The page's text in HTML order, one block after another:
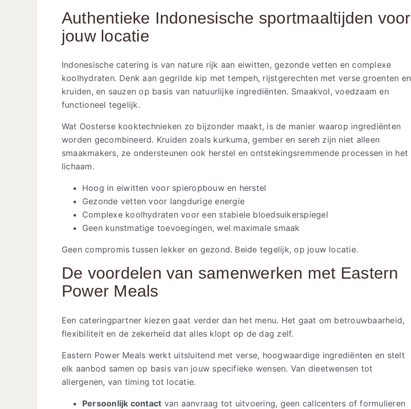
Authentieke Indonesische sportmaaltijden voor
jouw locatie
Indonesische catering is van nature rijk aan eiwitten, gezonde vetten en complexe
koolhydraten. Denk aan gegrilde kip met tempeh, rijstgerechten met verse groenten en
kruiden, en sauzen op basis van natuurlijke ingrediënten. Smaakvol, voedzaam en
functioneel tegelijk.
Wat Oosterse kooktechnieken zo bijzonder maakt, is de manier waarop ingrediënten
worden gecombineerd. Kruiden zoals kurkuma, gember en sereh zijn niet alleen
smaakmakers, ze ondersteunen ook herstel en ontstekingsremmende processen in het
lichaam.
Hoog in eiwitten voor spieropbouw en herstel
Gezonde vetten voor langdurige energie
Complexe koolhydraten voor een stabiele bloedsuikerspiegel
Geen kunstmatige toevoegingen, wel maximale smaak
Geen compromis tussen lekker en gezond. Beide tegelijk, op jouw locatie.
De voordelen van samenwerken met Eastern
Power Meals
Een cateringpartner kiezen gaat verder dan het menu. Het gaat om betrouwbaarheid,
flexibiliteit en de zekerheid dat alles klopt op de dag zelf.
Eastern Power Meals werkt uitsluitend met verse, hoogwaardige ingrediënten en stelt
elk aanbod samen op basis van jouw specifieke wensen. Van dieetwensen tot
allergenen, van timing tot locatie.
Persoonlijk contact van aanvraag tot uitvoering, geen callcenters of formulieren